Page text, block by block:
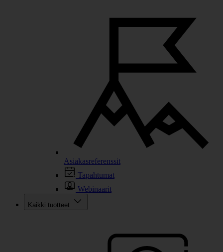
Asiakasreferenssit
Tapahtumat
Webinaarit
Kaikki tuotteet